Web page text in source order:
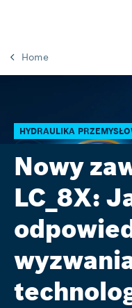
Home
HYDRAULIKA
Nowy
LC_8X: